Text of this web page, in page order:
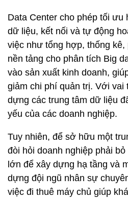
Data Center cho phép tối
dữ liệu, kết nối và tự động
việc như tổng hợp, thống
nền tảng cho phân tích Big
vào sản xuất kinh doanh,
giảm chi phí quản trị. Với vai
dựng các trung tâm dữ liệu
yếu của các doanh nghiệp.
Tuy nhiên, để sở hữu một
đòi hỏi doanh nghiệp phải
lớn để xây dựng hạ tầng và
dựng đội ngũ nhân sự
việc đi thuê máy chủ giúp